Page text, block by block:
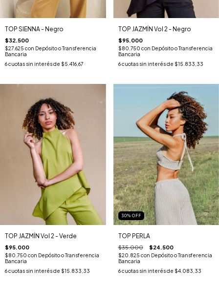
TOP SIENNA - Negro
$32.500
$27.625 con Depósito o Transferencia
Bancaria
6cuotas sin interés de $5.416,67
TOP JAZMÍN Vol 2 - Negro
$95.000
$80.750 con Depósito o Transferencia
Bancaria
6 cuotas sin interés de $15.833,33
TOP JAZMÍN Vol 2 - Verde
$95.000
$80.750 con Depósito o Transferencia
Bancaria
6cuotas sin interés de $15.833,33
30% OFF
TOP PERLA
$35.000 $24.500
$20.825 con Depósito o Transferencia
Bancaria
6 cuotas sin interés de $4.083,33